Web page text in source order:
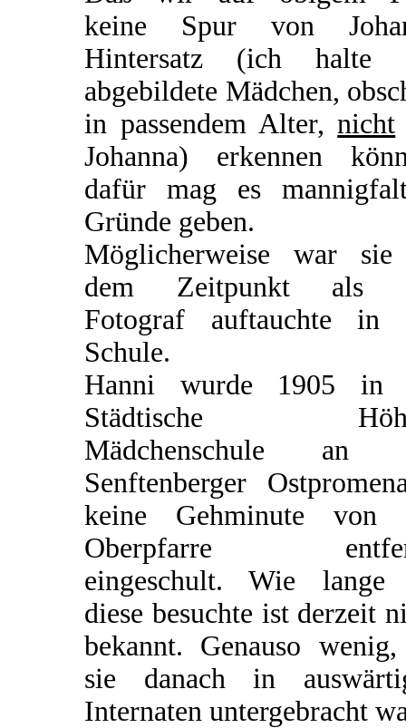
keine Spur von
Hintersatz (ich halte
abgebildete Mädchen,
in passendem Alter,nicht
Johanna) erkennen
dafür mag es
Gründe geben.
Möglicherweise war
dem Zeitpunkt als
Fotograf auftauchte in
Schule.
Hanni wurde 1905 in
Städtische
Mädchenschule an
Senftenberger
keine Gehminute von
Oberpfarre
eingeschult. Wie lange
diese besuchte ist derzeit
bekannt. Genauso
sie danach in
Internaten untergebracht